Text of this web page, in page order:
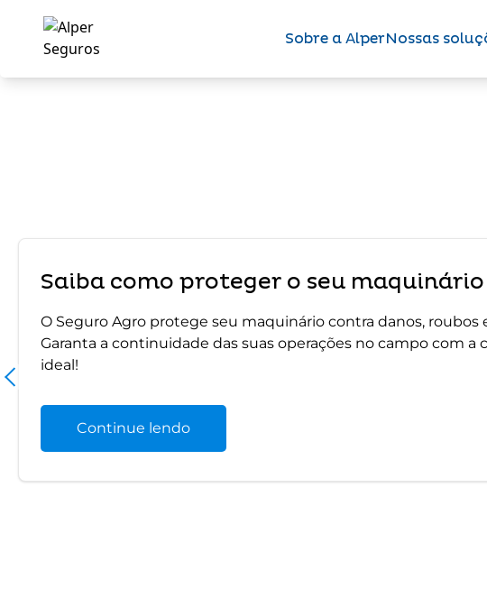
Sobre a AlperNossas
Saiba como proteger o seu
O Seguro Agro protege seu maquinário contra danos, roubos
Garanta a continuidade das suas operações no campo com a
ideal!
Continue lendo